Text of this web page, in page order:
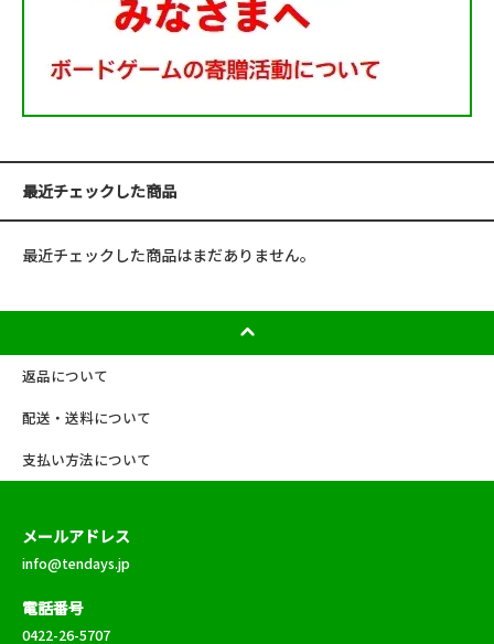
最近チェックした商品
最近チェックした商品はまだありません。
返品について
配送・送料について
支払い方法について
メールアドレス
info@tendays.jp
電話番号
0422-26-5707